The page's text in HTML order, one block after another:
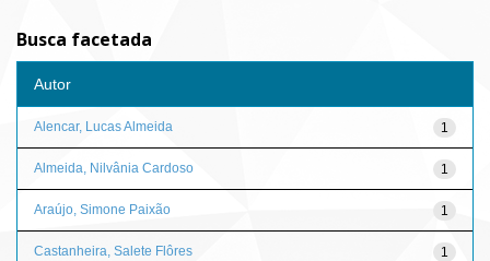
Busca facetada
Autor
1
Alencar, Lucas Almeida
1
Almeida, Nilvânia Cardoso
1
Araújo, Simone Paixão
1
Castanheira, Salete Flôres